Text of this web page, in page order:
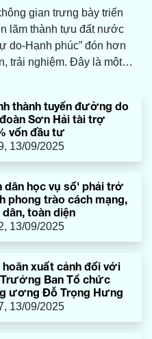
gian trưng bày triển
lãm thành tựu đất nước
do-Hạnh phúc” đón hơn
trải nghiệm. Đây là một
thành tuyến đường do
Sơn Hải tài trợ
vốn đầu tư
13/09/2025
dân học vụ số' phải trở
phong trào cách mạng,
toàn diện
13/09/2025
hoãn xuất cảnh đối với
Ban Tổ chức
ương Đỗ Trọng Hưng
13/09/2025